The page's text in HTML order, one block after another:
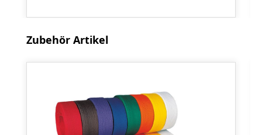
Produktgalerie überspringen
Zubehör Artikel